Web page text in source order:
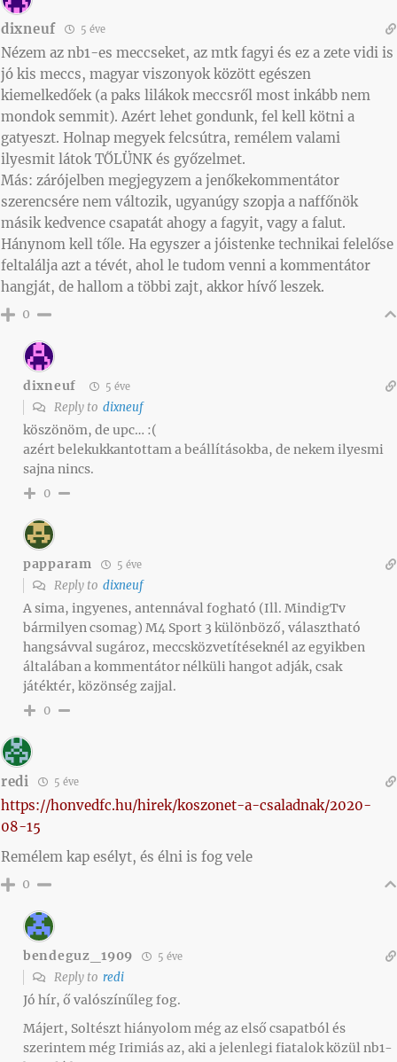
dixneuf 5 éve
Nézem az nb1-es meccseket, az mtk fagyi és ez a zete vidi is
jó kis meccs, magyar viszonyok között egészen
kiemelkedőek (a paks lilákok meccsről most inkább nem
mondok semmit). Azért lehet gondunk, fel kell kötni a
gatyeszt. Holnap megyek felcsútra, remélem valami
ilyesmit látok TŐLÜNK és győzelmet.
Más: zárójelben megjegyzem a jenőkekommentátor
szerencsére nem változik, ugyanúgy szopja a naffőnök
másik kedvence csapatát ahogy a fagyit, vagy a falut.
Hánynom kell tőle. Ha egyszer a jóistenke technikai felelőse
feltalálja azt a tévét, ahol le tudom venni a kommentátor
hangját, de hallom a többi zajt, akkor hívő leszek.
0
dixneuf 5 éve
Reply to dixneuf
köszönöm, de upc… :(
azért belekukkantottam a beállításokba, de nekem ilyesmi
sajna nincs.
0
papparam 5 éve
Reply to dixneuf
A sima, ingyenes, antennával fogható (Ill. MindigTv
bármilyen csomag) M4 Sport 3 különböző, választható
hangsávval sugároz, meccsközvetítéseknél az egyikben
általában a kommentátor nélküli hangot adják, csak
játéktér, közönség zajjal.
0
redi 5 éve
https://honvedfc.hu/hirek/koszonet-a-csaladnak/2020-
08-15
Remélem kap esélyt, és élni is fog vele
0
bendeguz_1909 5 éve
Reply to redi
Jó hír, ő valószínűleg fog.
Májert, Soltészt hiányolom még az első csapatból és
szerintem még Irimiás az, aki a jelenlegi fiatalok közül nb1-